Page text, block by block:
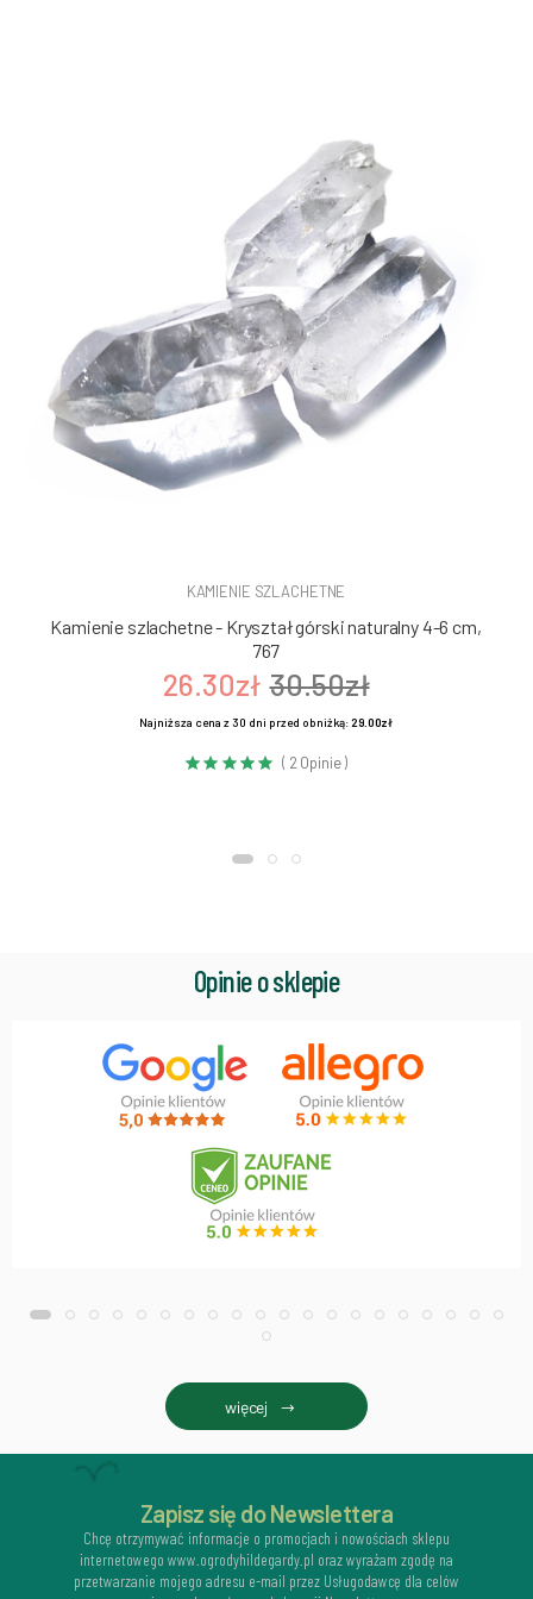
KAMIENIE SZLACHETNE
Kamienie szlachetne - Kryształ górski naturalny 4-6 cm,
767
26.30zł 30.50zł
Najniższa cena z 30 dni przed obniżką:29.00zł
( 2 Opinie )
Opinie o sklepie
więcej
Zapisz się do Newslettera
Chcę otrzymywać informacje o promocjach i nowościach sklepu
internetowego www.ogrodyhildegardy.pl oraz wyrażam zgodę na
przetwarzanie mojego adresu e-mail przez Usługodawcę dla celów